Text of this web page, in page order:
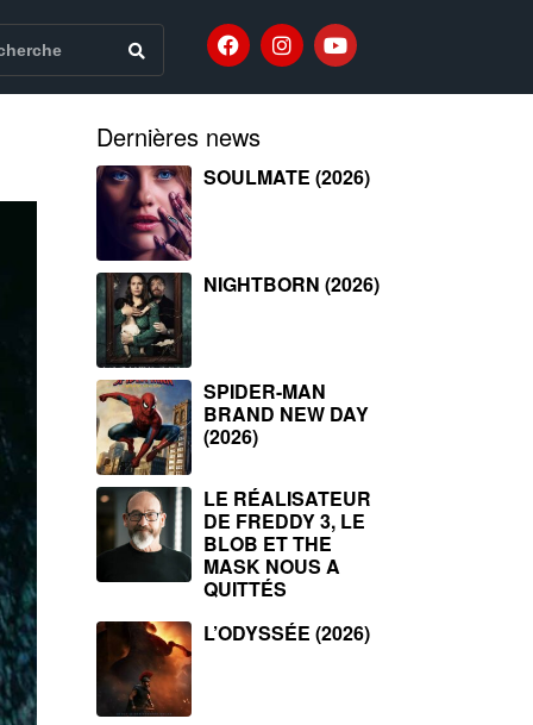
Dernières news
SOULMATE (2026)
NIGHTBORN (2026)
SPIDER-MAN
BRAND NEW DAY
(2026)
LE RÉALISATEUR
DE FREDDY 3, LE
BLOB ET THE
MASK NOUS A
QUITTÉS
L’ODYSSÉE (2026)